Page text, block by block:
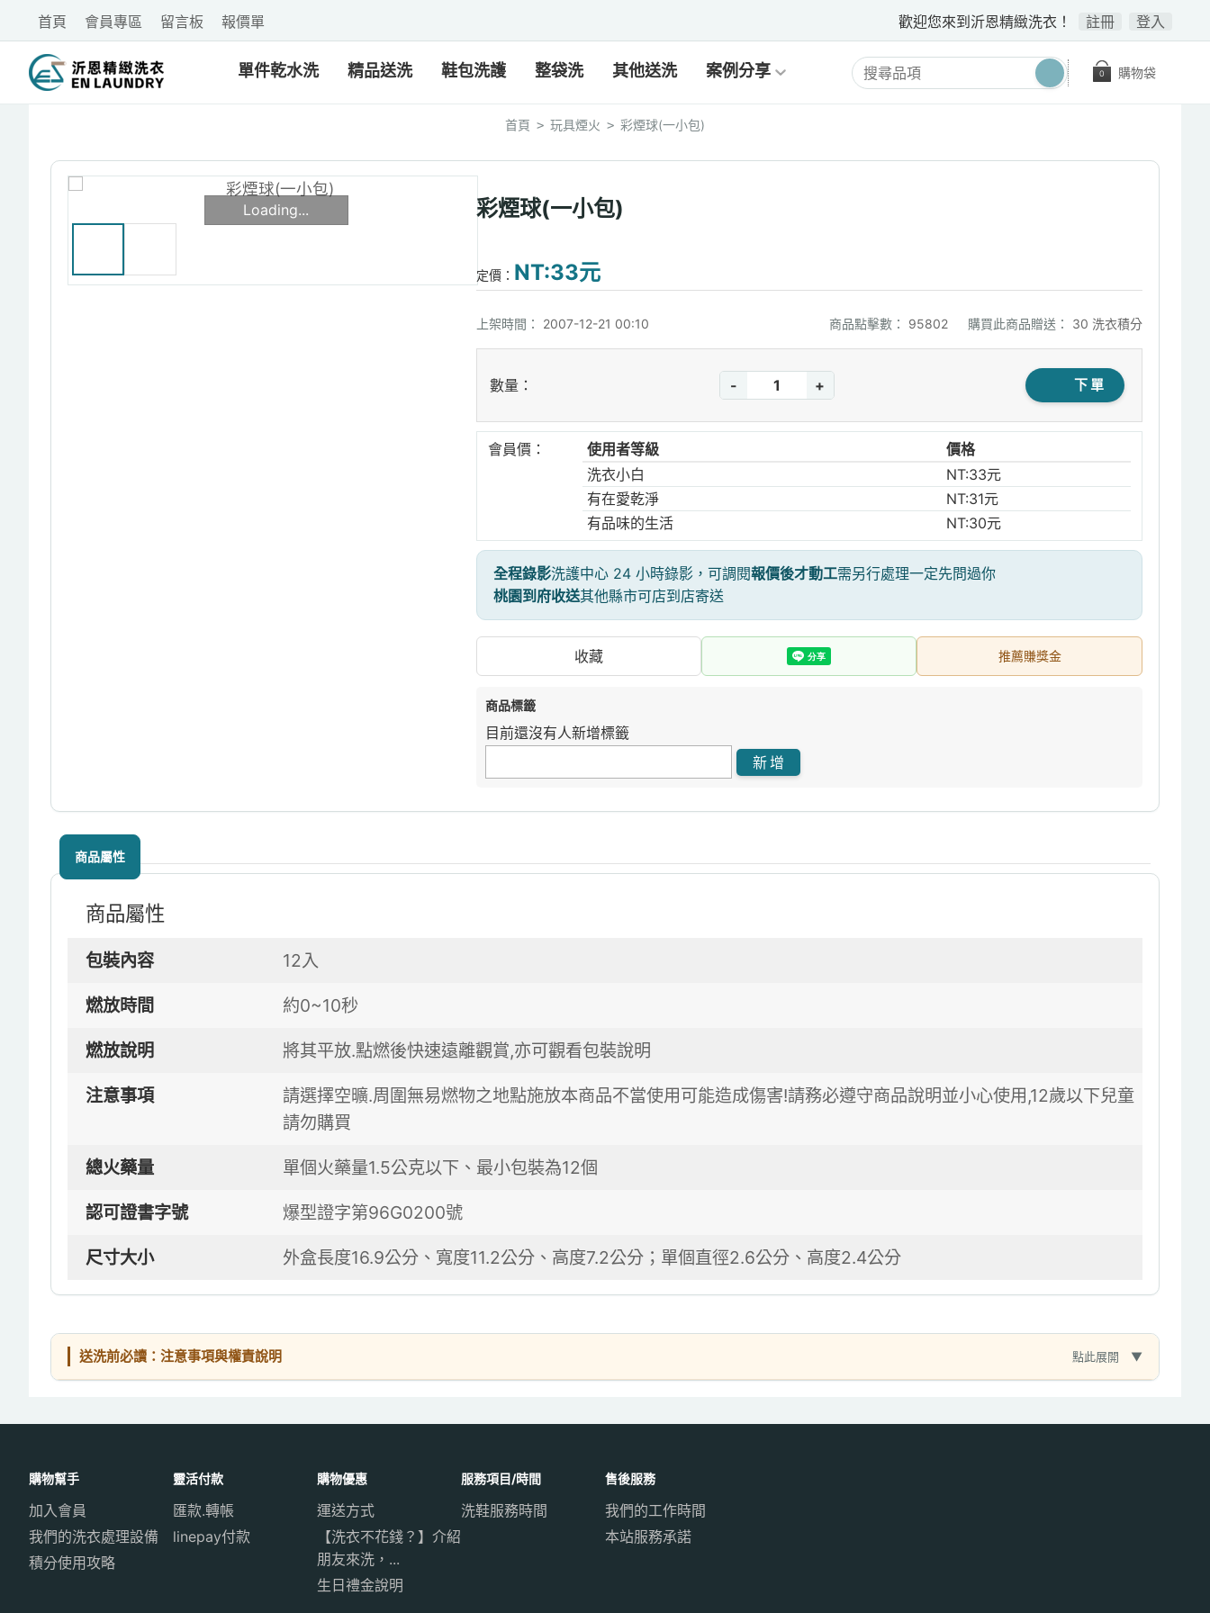
歡迎您來到沂恩精緻洗衣！ 註冊 登入
首頁 會員專區 留言板 報價單
單件乾水洗 精品送洗 鞋包洗護 整袋洗 其他送洗 案例分享 購物袋
0
首頁 > 玩具煙火 > 彩煙球(一小包)
彩煙球(一小包)
定價： NT:33元
上架時間： 2007-12-21 00:10 商品點擊數： 95802 購買此商品贈送： 30 洗衣積分
數量： - + 下單
會員價： 使用者等級
價格
洗衣小白
NT:33元
有在愛乾淨
NT:31元
有品味的生活
NT:30元
全程錄影洗護中心 24 小時錄影，可調閱報價後才動工需另行處理一定先問過你
桃園到府收送其他縣市可店到店寄送
收藏 推薦賺獎金
商品標籤
目前還沒有人新增標籤
Loading...
商品屬性
商品屬性
包裝內容 12入
燃放時間 約0~10秒
燃放說明 將其平放.點燃後快速遠離觀賞,亦可觀看包裝說明
注意事項
請選擇空曠.周圍無易燃物之地點施放本商品不當使用可能造成傷害!請務必遵守商品說明並小心使用,12歲以下兒童
請勿購買
總火藥量 單個火藥量1.5公克以下、最小包裝為12個
認可證書字號 爆型證字第96G0200號
尺寸大小 外盒長度16.9公分、寬度11.2公分、高度7.2公分；單個直徑2.6公分、高度2.4公分
送洗前必讀：注意事項與權責說明 點此展開
購物幫手
加入會員
我們的洗衣處理設備
積分使用攻略
靈活付款
匯款.轉帳
linepay付款
購物優惠
運送方式
【洗衣不花錢？】介紹
朋友來洗，...
生日禮金說明
服務項目/時間
洗鞋服務時間
售後服務
我們的工作時間
本站服務承諾